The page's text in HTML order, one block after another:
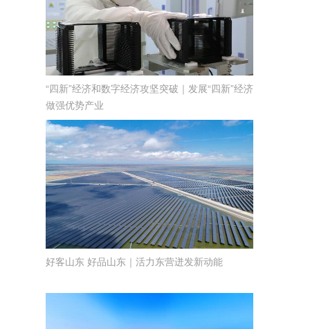
“四新”经济和数字经济攻坚突破｜发展“四新”经济
做强优势产业
好客山东 好品山东｜活力东营迸发新动能